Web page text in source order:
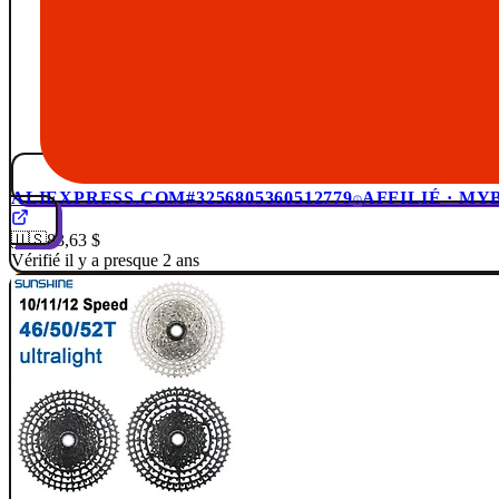
ALIEXPRESS.COM#3256805360512779 AFFILIÉ ·
🇺🇸83,63 $
Vérifié il y a presque 2 ans